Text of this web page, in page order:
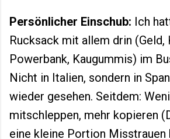
Persönlicher Einschub: Ich
Rucksack mit allem drin (Geld,
Powerbank, Kaugummis) im
Nicht in Italien, sondern in
wieder gesehen. Seitdem:
mitschleppen, mehr kopieren
eine kleine Portion Misstrauen